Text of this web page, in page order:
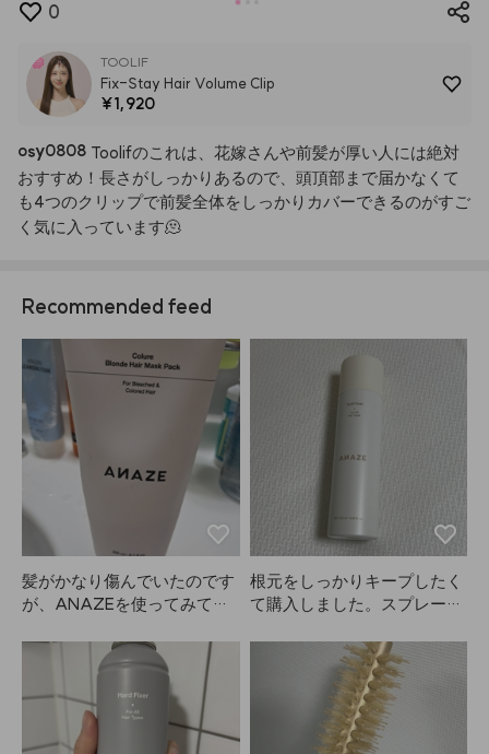
0
TOOLIF
Fix-Stay Hair Volume Clip
¥1,920
osy0808 Toolifのこれは、花嫁さんや前髪が厚い人には絶対
おすすめ！長さがしっかりあるので、頭頂部まで届かなくて
も4つのクリップで前髪全体をしっかりカバーできるのがすご
く気に入っています🫠
Recommended feed
髪がかなり傷んでいたのです
が、ANAZEを使ってみてと
買ってあげました。縮毛矯正
やカラーでゴワゴワだった髪
が落ち着いてきました。これ
からも続けて使うつもりで
す。
根元をしっかりキープしたく
て購入しました。スプレーし
のが気に入っています。